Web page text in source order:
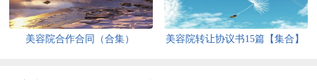
美容院合作合同（合集） 美容院转让协议书15篇【集合】